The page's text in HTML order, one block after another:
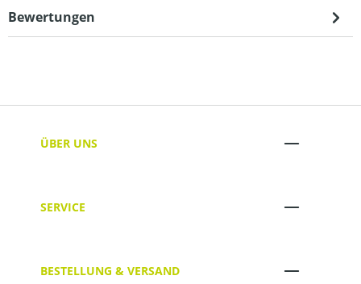
Bewertungen
ÜBER UNS
SERVICE
BESTELLUNG & VERSAND